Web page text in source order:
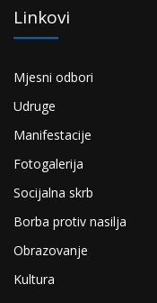
Linkovi
Mjesni odbori
Udruge
Manifestacije
Fotogalerija
Socijalna skrb
Borba protiv nasilja
Obrazovanje
Kultura